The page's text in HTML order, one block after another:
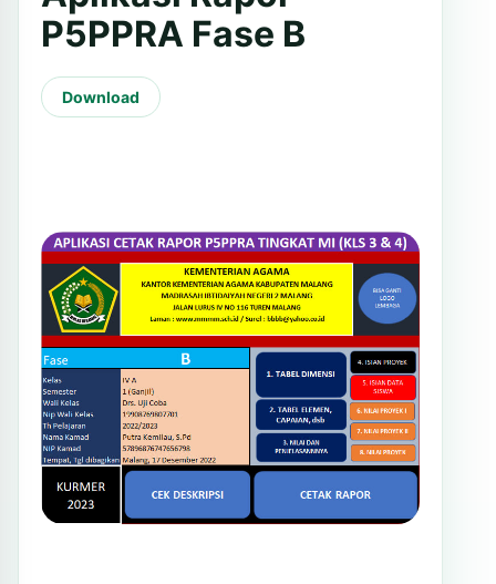
P5PPRA Fase B
Download